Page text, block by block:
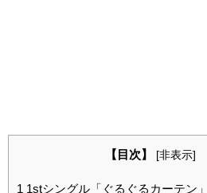
【目次】 [非表示]
1 1stシングル「ぐるぐるカーテン」